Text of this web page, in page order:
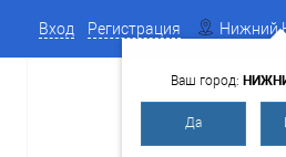
Вход Регистрация Нижний
Ваш город:
Да